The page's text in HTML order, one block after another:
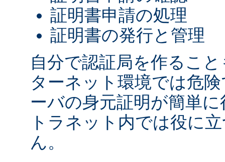
証明書申請の処理
証明書の発行と管理
自分で認証局を作るこ
ターネット環境では危
ーバの身元証明が簡単
トラネット内では役に
ん。